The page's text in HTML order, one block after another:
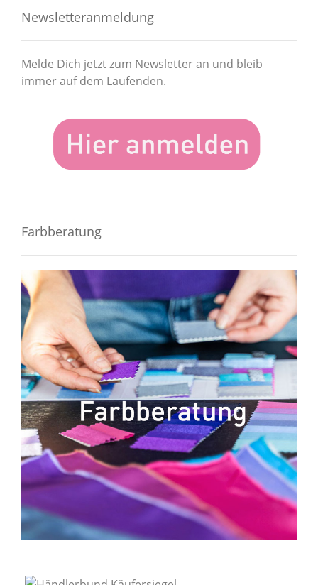
Newsletteranmeldung
Melde Dich jetzt zum Newsletter an und bleib
immer auf dem Laufenden.
Farbberatung